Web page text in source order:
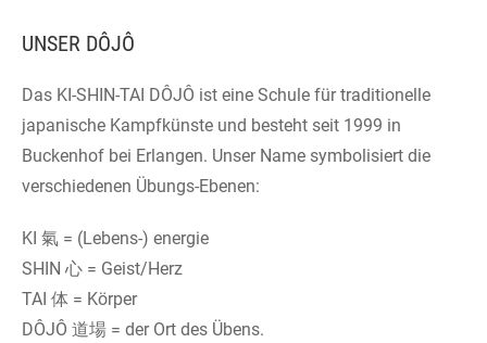
UNSER DÔJÔ
Das KI-SHIN-TAI DÔJÔ ist eine Schule für traditionelle
japanische Kampfkünste und besteht seit 1999 in
Buckenhof bei Erlangen. Unser Name symbolisiert die
verschiedenen Übungs-Ebenen:
KI 氣 = (Lebens-) energie
SHIN 心 = Geist/Herz
TAI 体 = Körper
DÔJÔ 道場 = der Ort des Übens.